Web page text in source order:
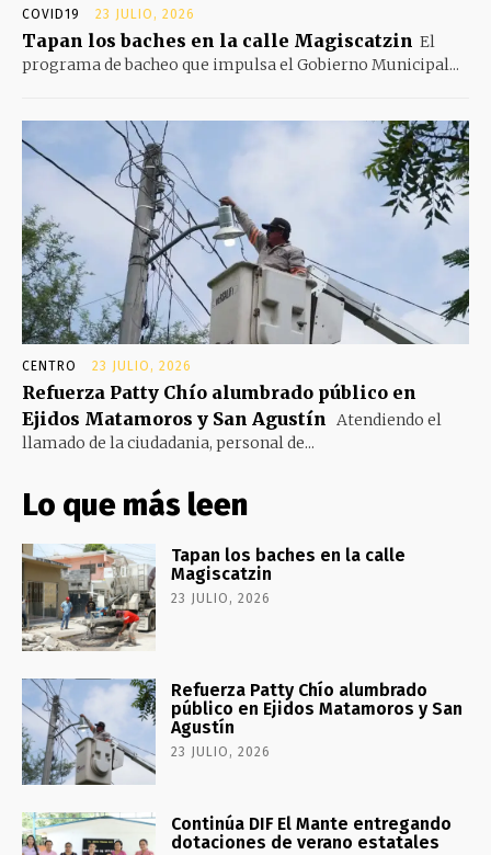
COVID19 23 JULIO, 2026
Tapan los baches en la calle Magiscatzin El
programa de bacheo que impulsa el Gobierno Municipal...
CENTRO 23 JULIO, 2026
Refuerza Patty Chío alumbrado público en
Ejidos Matamoros y San Agustín
Atendiendo el
llamado de la ciudadania, personal de...
Lo que más leen
Tapan los baches en la calle
Magiscatzin
23 JULIO, 2026
Refuerza Patty Chío alumbrado
público en Ejidos Matamoros y San
Agustín
23 JULIO, 2026
Continúa DIF El Mante entregando
dotaciones de verano estatales